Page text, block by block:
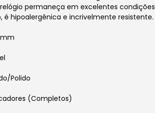
permaneça em excelentes condições
é hipoalergênica e incrivelmente resistente.
Polido
(Completos)